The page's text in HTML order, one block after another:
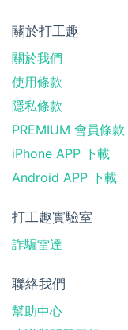
關於打工趣
關於我們
使用條款
隱私條款
PREMIUM 會員條款
iPhone APP 下載
Android APP 下載
打工趣實驗室
詐騙雷達
聯絡我們
幫助中心